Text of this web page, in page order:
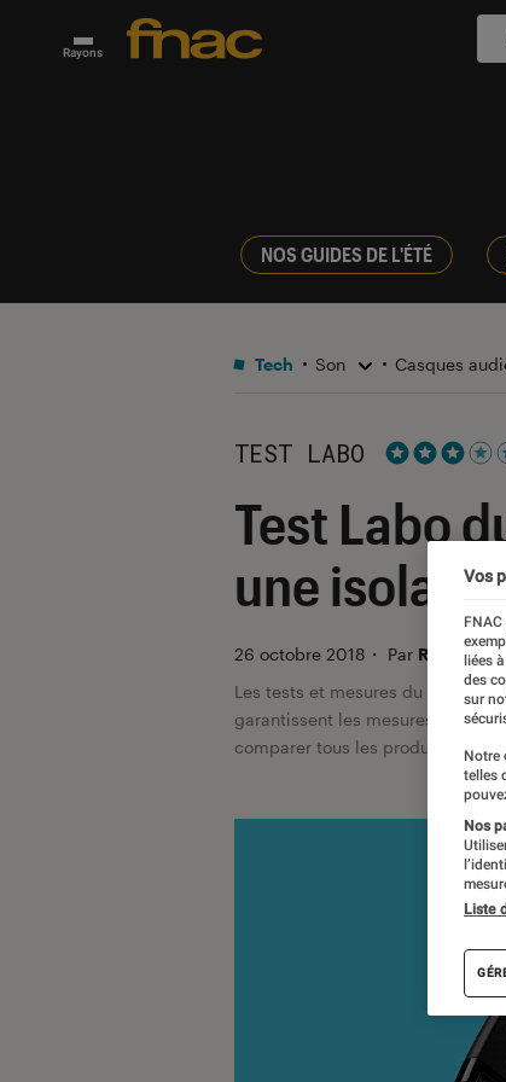
Rayons
NOS GUIDES DE L'ÉTÉ
Tech Son Casques
TEST LABO
Test Labo
une
26 octobre 2018 ・ Par Romain
Les tests et mesures du Labo
garantissent les mesures grâce
comparer tous les produits,
Vos
liées
des
sur
Notre
telles
Nos
Liste